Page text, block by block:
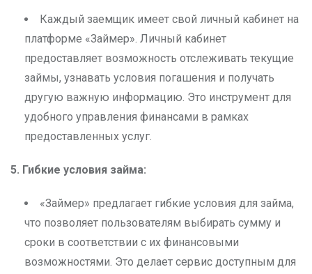
Каждый заемщик имеет свой личный кабинет на
платформе «Займер». Личный кабинет
предоставляет возможность отслеживать текущие
займы, узнавать условия погашения и получать
другую важную информацию. Это инструмент для
удобного управления финансами в рамках
предоставленных услуг.
5. Гибкие условия займа:
«Займер» предлагает гибкие условия для займа,
что позволяет пользователям выбирать сумму и
сроки в соответствии с их финансовыми
возможностями. Это делает сервис доступным для